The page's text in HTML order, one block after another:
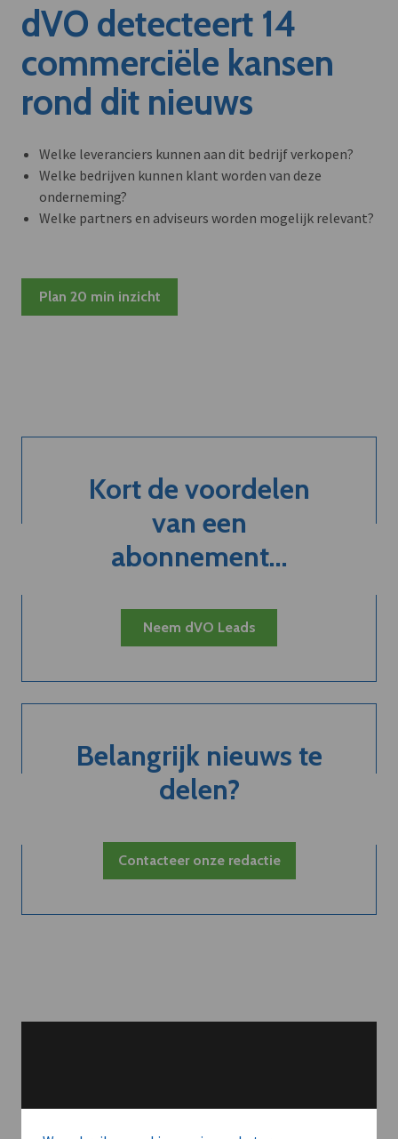
dVO detecteert 14
commerciële kansen
rond dit nieuws
Welke leveranciers kunnen aan dit bedrijf verkopen?
Welke bedrijven kunnen klant worden van deze
onderneming?
Welke partners en adviseurs worden mogelijk relevant?
Plan 20 min inzicht
Kort de voordelen
van een
abonnement...
Neem dVO Leads
Belangrijk nieuws te
delen?
Contacteer onze redactie